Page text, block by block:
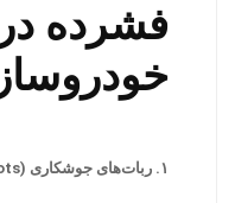
فشرده در
۱. ربات‌های جوشکاری (Welding Robots)